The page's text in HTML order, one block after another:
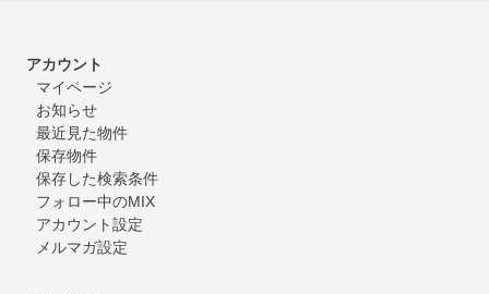
アカウント
マイページ
お知らせ
最近見た物件
保存物件
保存した検索条件
フォロー中のMIX
アカウント設定
メルマガ設定